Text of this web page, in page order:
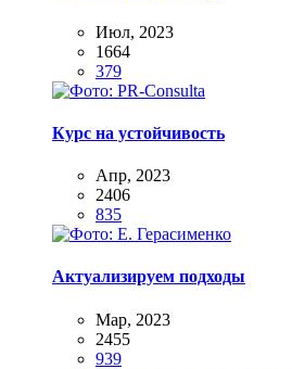
Июл, 2023
1664
379
Курс на устойчивость
Апр, 2023
2406
835
Актуализируем подходы
Мар, 2023
2455
939